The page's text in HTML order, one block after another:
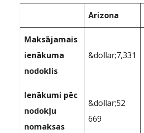
Arizona
Maksājamais
ienākuma
nodoklis
&dollar;7,331
Ienākumi pēc
nodokļu
nomaksas
&dollar;52
669